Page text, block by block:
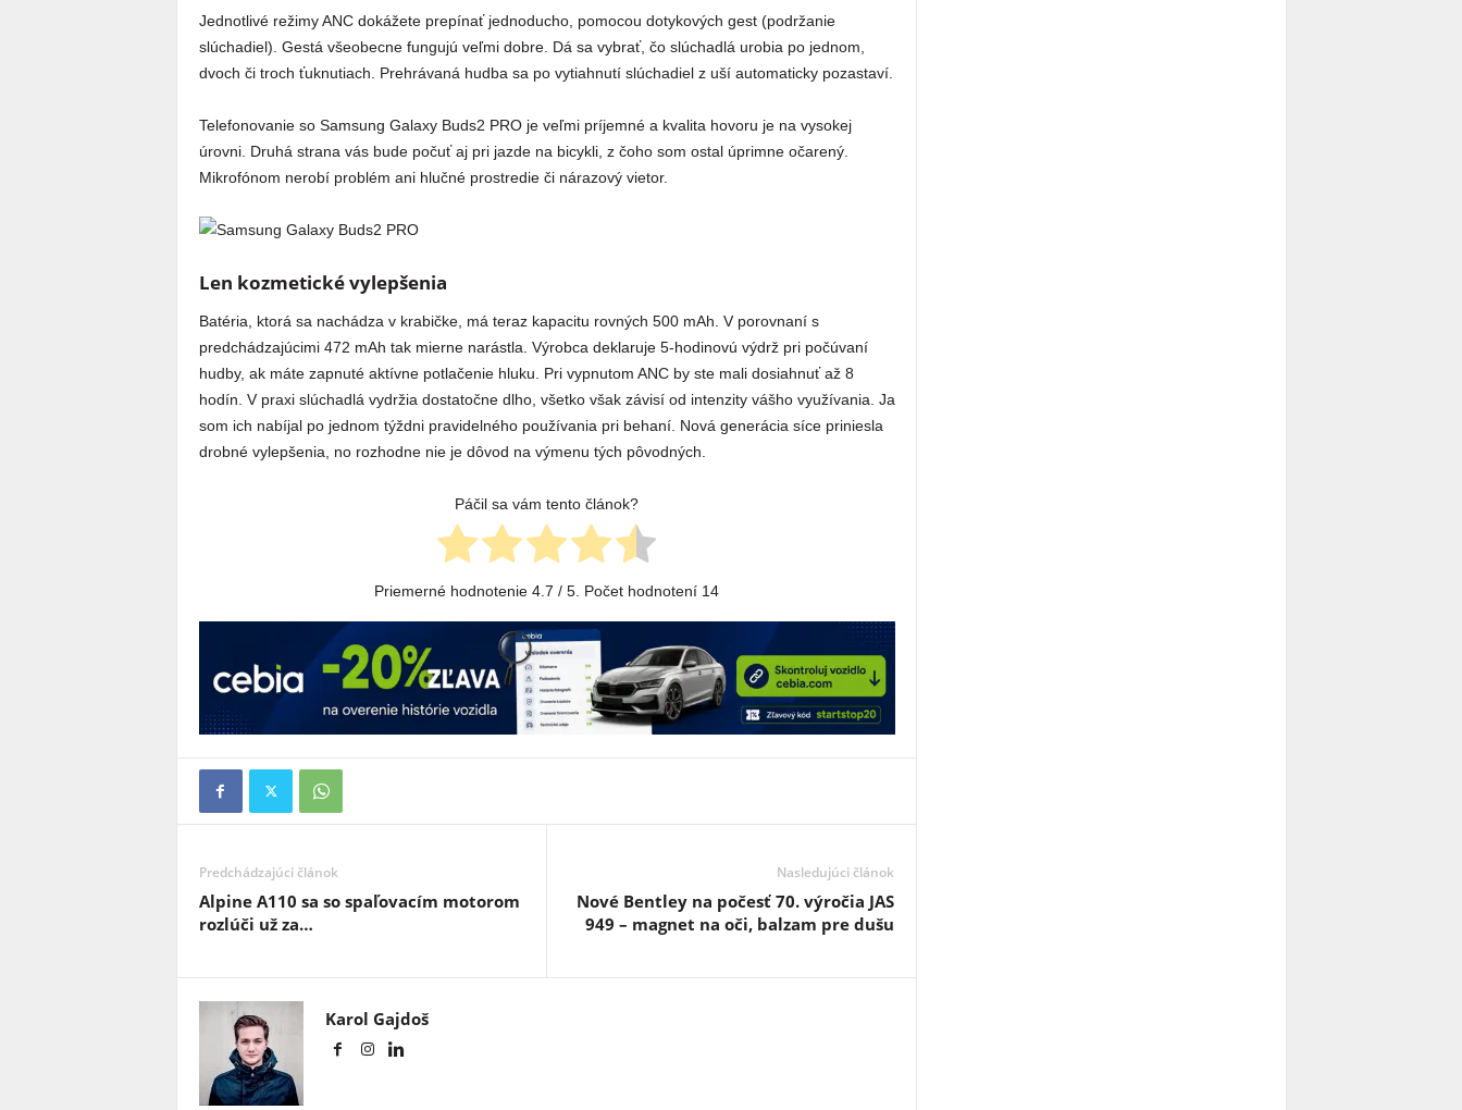
Jednotlivé režimy ANC dokážete prepínať jednoducho, pomocou dotykových gest (podržanie
slúchadiel). Gestá všeobecne fungujú veľmi dobre. Dá sa vybrať, čo slúchadlá urobia po jednom,
dvoch či troch ťuknutiach. Prehrávaná hudba sa po vytiahnutí slúchadiel z uší automaticky pozastaví.
Telefonovanie so Samsung Galaxy Buds2 PRO je veľmi príjemné a kvalita hovoru je na vysokej
úrovni. Druhá strana vás bude počuť aj pri jazde na bicykli, z čoho som ostal úprimne očarený.
Mikrofónom nerobí problém ani hlučné prostredie či nárazový vietor.
Len kozmetické vylepšenia
Batéria, ktorá sa nachádza v krabičke, má teraz kapacitu rovných 500 mAh. V porovnaní s
predchádzajúcimi 472 mAh tak mierne narástla. Výrobca deklaruje 5-hodinovú výdrž pri počúvaní
hudby, ak máte zapnuté aktívne potlačenie hluku. Pri vypnutom ANC by ste mali dosiahnuť až 8
hodín. V praxi slúchadlá vydržia dostatočne dlho, všetko však závisí od intenzity vášho využívania. Ja
som ich nabíjal po jednom týždni pravidelného používania pri behaní. Nová generácia síce priniesla
drobné vylepšenia, no rozhodne nie je dôvod na výmenu tých pôvodných.
Páčil sa vám tento článok?
Priemerné hodnotenie 4.7 / 5. Počet hodnotení 14
Predchádzajúci článok
Alpine A110 sa so spaľovacím motorom
rozlúči už za…
Nasledujúci článok
Nové Bentley na počesť 70. výročia JAS
949 – magnet na oči, balzam pre dušu
Karol Gajdoš